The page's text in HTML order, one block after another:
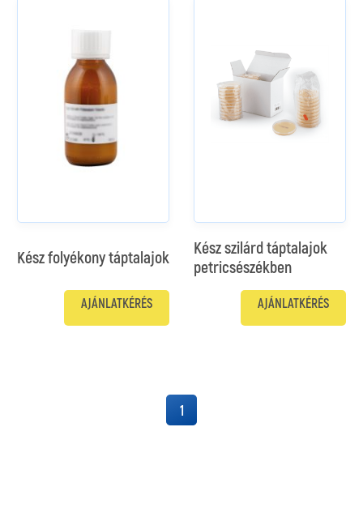
Kész folyékony táptalajok
AJÁNLATKÉRÉS
Kész szilárd táptalajok
petricsészékben
AJÁNLATKÉRÉS
1